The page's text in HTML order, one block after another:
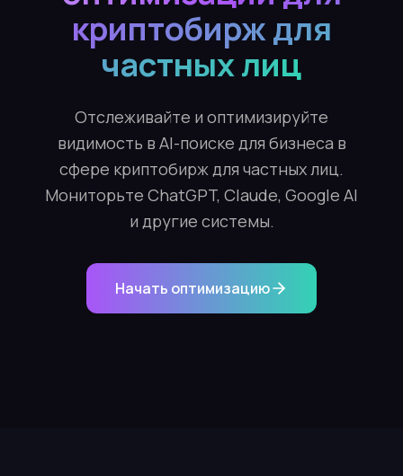
криптобирж для
частных лиц
Отслеживайте и оптимизируйте
видимость в AI-поиске для бизнеса в
сфере криптобирж для частных лиц.
Мониторьте ChatGPT, Claude, Google AI
и другие системы.
Начать оптимизацию